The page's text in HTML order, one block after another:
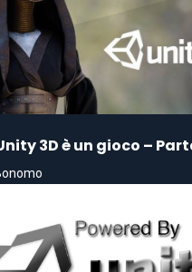
3D è un gioco –